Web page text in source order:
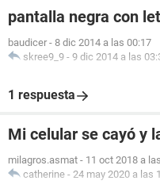
pantalla negra con
baudicer - 8 dic 2014 a las 00:17
skree9_9 - 9 dic 2014 a las
1 respuesta
Mi celular se cayó y
milagros.asmat - 11 oct 2018 a
catherine - 24 may 2020 a las